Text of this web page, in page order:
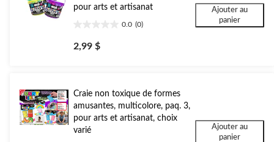
pour arts et artisanat
0.0 (0)
étoile(s)
sur
2,99 $
Ajouter au
panier
Craie non toxique de formes
amusantes, multicolore, paq. 3,
pour arts et artisanat, choix
varié
Ajouter au
panier